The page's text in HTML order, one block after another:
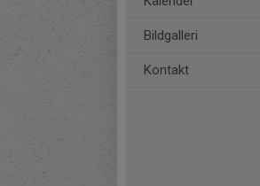
Bildgalleri
Kontakt